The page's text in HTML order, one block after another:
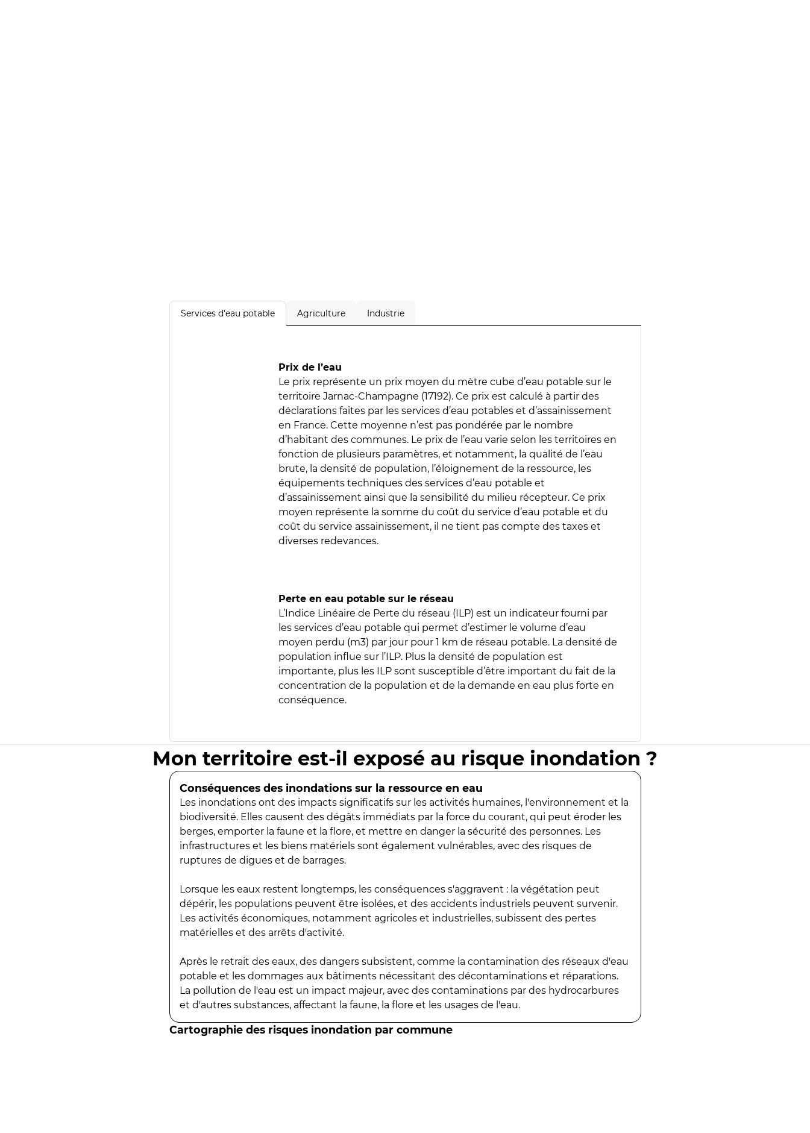
Services d'eau potable Agriculture Industrie
Prix de l’eau
Le prix représente un prix moyen du mètre cube d’eau potable sur le
territoire Jarnac-Champagne (17192). Ce prix est calculé à partir des
déclarations faites par les services d’eau potables et d’assainissement
en France. Cette moyenne n’est pas pondérée par le nombre
d’habitant des communes. Le prix de l’eau varie selon les territoires en
fonction de plusieurs paramètres, et notamment, la qualité de l’eau
brute, la densité de population, l’éloignement de la ressource, les
équipements techniques des services d’eau potable et
d’assainissement ainsi que la sensibilité du milieu récepteur. Ce prix
moyen représente la somme du coût du service d’eau potable et du
coût du service assainissement, il ne tient pas compte des taxes et
diverses redevances.
Perte en eau potable sur le réseau
L’Indice Linéaire de Perte du réseau (ILP) est un indicateur fourni par
les services d’eau potable qui permet d’estimer le volume d’eau
moyen perdu (m3) par jour pour 1 km de réseau potable. La densité de
population influe sur l’ILP. Plus la densité de population est
importante, plus les ILP sont susceptible d’être important du fait de la
concentration de la population et de la demande en eau plus forte en
conséquence.
Mon territoire est-il exposé au risque inondation ?
Conséquences des inondations sur la ressource en eau
Les inondations ont des impacts significatifs sur les activités humaines, l'environnement et la
biodiversité. Elles causent des dégâts immédiats par la force du courant, qui peut éroder les
berges, emporter la faune et la flore, et mettre en danger la sécurité des personnes. Les
infrastructures et les biens matériels sont également vulnérables, avec des risques de
ruptures de digues et de barrages.
Lorsque les eaux restent longtemps, les conséquences s'aggravent : la végétation peut
dépérir, les populations peuvent être isolées, et des accidents industriels peuvent survenir.
Les activités économiques, notamment agricoles et industrielles, subissent des pertes
matérielles et des arrêts d'activité.
Après le retrait des eaux, des dangers subsistent, comme la contamination des réseaux d'eau
potable et les dommages aux bâtiments nécessitant des décontaminations et réparations.
La pollution de l'eau est un impact majeur, avec des contaminations par des hydrocarbures
et d'autres substances, affectant la faune, la flore et les usages de l'eau.
Cartographie des risques inondation par commune